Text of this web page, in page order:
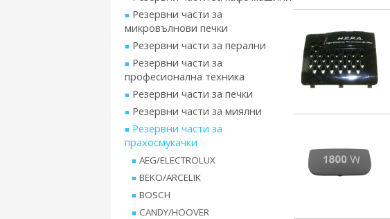
Резервни части за
микровълнови печки
Резервни части за перални
Резервни части за
професионална техника
Резервни части за печки
Резервни части за миялни
Резервни части за
прахосмукачки
AEG/ELECTROLUX
BEKO/ARCELIK
BOSCH
CANDY/HOOVER